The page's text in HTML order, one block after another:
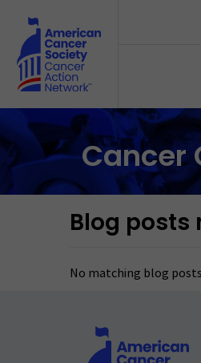
Cancer
Blog posts
No matching blog